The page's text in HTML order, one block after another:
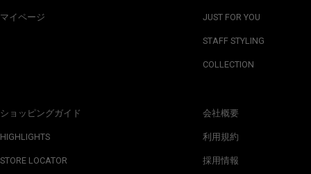
マイページ
ショッピングガイド
HIGHLIGHTS
STORE LOCATOR
JUST FOR YOU
STAFF STYLING
COLLECTION
会社概要
利用規約
採用情報